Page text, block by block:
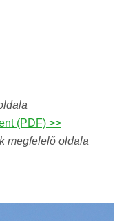
(PDF) >>
megfelelő oldala